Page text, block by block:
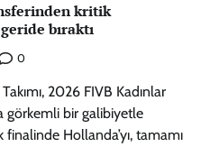
kritik
bıraktı
0
2026 FIVB Kadınlar
görkemli bir galibiyetle
finalinde Hollanda’yı, tamamı